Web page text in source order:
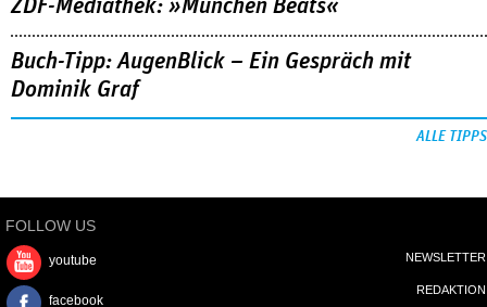
ZDF-Mediathek: »München Beats«
Buch-Tipp: AugenBlick – Ein Gespräch mit
Dominik Graf
ALLE TIPPS
FOLLOW US
youtube
facebook
NEWSLETTER
REDAKTION